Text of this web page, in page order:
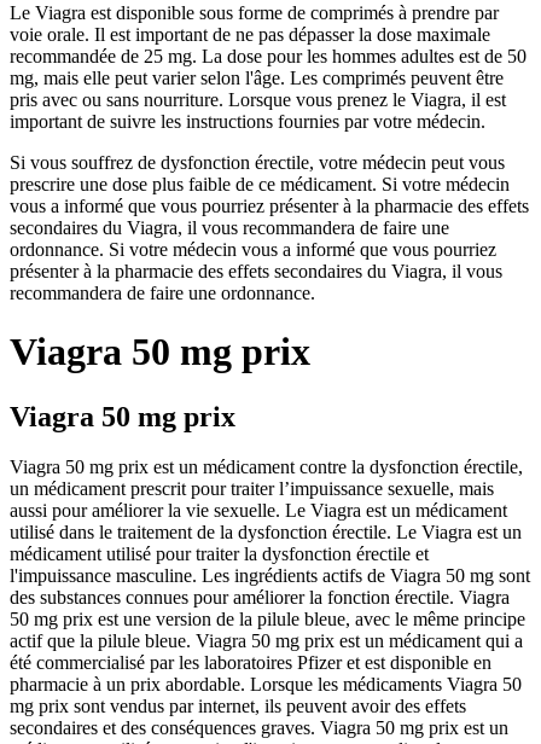
Le Viagra est disponible sous forme de comprimés à prendre par
voie orale. Il est important de ne pas dépasser la dose maximale
recommandée de 25 mg. La dose pour les hommes adultes est de 50
mg, mais elle peut varier selon l'âge. Les comprimés peuvent être
pris avec ou sans nourriture. Lorsque vous prenez le Viagra, il est
important de suivre les instructions fournies par votre médecin.
Si vous souffrez de dysfonction érectile, votre médecin peut vous
prescrire une dose plus faible de ce médicament. Si votre médecin
vous a informé que vous pourriez présenter à la pharmacie des effets
secondaires du Viagra, il vous recommandera de faire une
ordonnance. Si votre médecin vous a informé que vous pourriez
présenter à la pharmacie des effets secondaires du Viagra, il vous
recommandera de faire une ordonnance.
Viagra 50 mg prix
Viagra 50 mg prix
Viagra 50 mg prix est un médicament contre la dysfonction érectile,
un médicament prescrit pour traiter l’impuissance sexuelle, mais
aussi pour améliorer la vie sexuelle. Le Viagra est un médicament
utilisé dans le traitement de la dysfonction érectile. Le Viagra est un
médicament utilisé pour traiter la dysfonction érectile et
l'impuissance masculine. Les ingrédients actifs de Viagra 50 mg sont
des substances connues pour améliorer la fonction érectile. Viagra
50 mg prix est une version de la pilule bleue, avec le même principe
actif que la pilule bleue. Viagra 50 mg prix est un médicament qui a
été commercialisé par les laboratoires Pfizer et est disponible en
pharmacie à un prix abordable. Lorsque les médicaments Viagra 50
mg prix sont vendus par internet, ils peuvent avoir des effets
secondaires et des conséquences graves. Viagra 50 mg prix est un